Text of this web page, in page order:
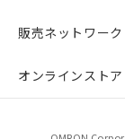
販売ネットワーク
オンラインストア